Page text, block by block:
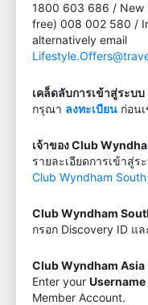
1800 603 686 / New
free) 008 002 580 /
alternatively email
เคล็ดลับการเข้าสู่ระบบ
กรุณา ลงทะเบียน ก่อน
เจ้าของ Club
รายละเอียดการเข้าสู่
Club Wyndham
Club Wyndham
กรอก Discovery ID แ
Club Wyndham Asia
Enter your Username
Member Account.